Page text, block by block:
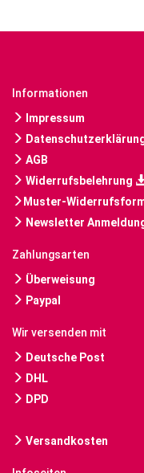
Informationen
Impressum
AGB
Widerrufsbelehrung
Muster-
Newsletter
Zahlungsarten
Überweisung
Paypal
Wir versenden mit
Deutsche Post
DHL
DPD
Versandkosten